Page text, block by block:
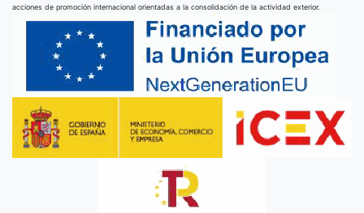
acciones de promoción internacional orientadas a la consolidación de la actividad exterior.